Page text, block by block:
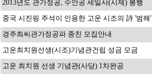
2013년도 관가정공, 수안공 세일사(시제) 봉행
중국 시진핑 주석이 인용한 고운 시조의 詩 '범해'
경주최씨관가정공파 종친 모집안내
고운최치원선생(시조)기념관건립 성금 모금
고운 최치원 선생 기념관(사당) 1차완공